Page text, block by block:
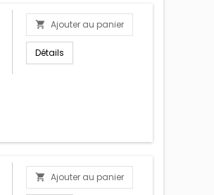
 Ajouter au panier
Détails
 Ajouter au panier